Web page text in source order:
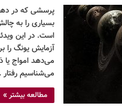
پرسشی که در
بسیاری را به
است. در این
آزمایش یونگ را
می‌دهد امواج یا
می‌شناسیم رفتار
مطالعه بیشتر »